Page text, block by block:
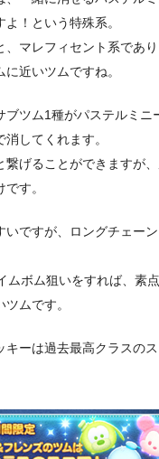
！という特殊系。
、マレフィセント系であ
近いツムですね。
ブツム1種がパステルミニ
してくれます。
繋げることができますが
す。
いですが、ロングチェー
ムボム狙いをすれば、素
ムです。
キーは過去最高クラスの